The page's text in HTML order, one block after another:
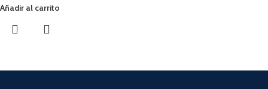
Añadir al carrito